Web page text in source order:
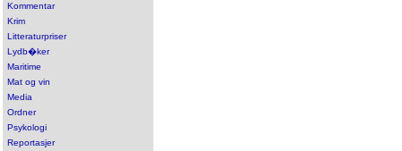
Kommentar
Krim
Litteraturpriser
Lydb�ker
Maritime
Mat og vin
Media
Ordner
Psykologi
Reportasjer